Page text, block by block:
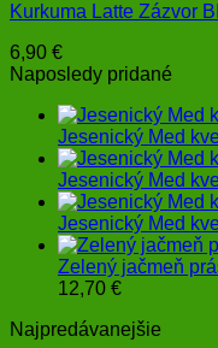
Kurkuma Latte Zázvor
6,90 €
Naposledy pridané
Jesenický Med
Jesenický Med
Jesenický Med
Zelený jačmeň
12,70 €
Najpredávanejšie